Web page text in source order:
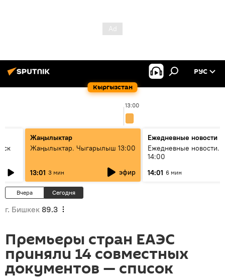
Кыргызстан
РУС
13:00
Жаңылыктар
Жаңылыктар. Чыгарылыш 13:00
13:01 3 мин эфир
Ежедневные новости
Ежедневные новости.
14:00
14:01 6 мин
Вчера Сегодня
г. Бишкек 89.3
Премьеры стран ЕАЭС
приняли 14 совместных
документов — список